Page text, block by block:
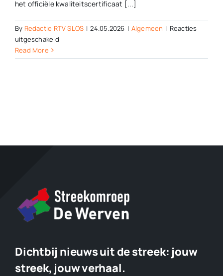
het officiële kwaliteitscertificaat [...]
By Redactie RTV SLOS | 24.05.2026 | Algemeen | Reacties
uitgeschakeldvoor
erkenning
Read More
Dichtbij nieuws uit de streek: jouw
streek, jouw verhaal.